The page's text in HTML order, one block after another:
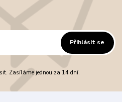
Přihlásit se
Zasíláme jednou za 14 dní.